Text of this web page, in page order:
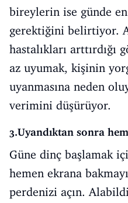
bireylerin ise günde en
gerektiğini belirtiyor.
hastalıkları arttırdığı
az uyumak, kişinin
uyanmasına neden
verimini düşürüyor.
3.Uyandıktan sonra
Güne dinç başlamak
hemen ekrana
perdenizi açın.